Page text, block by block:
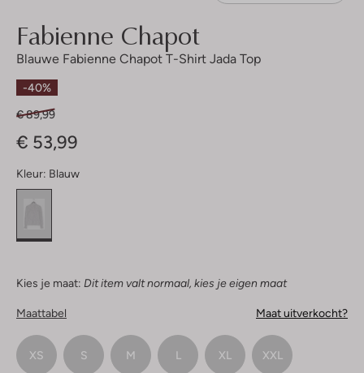
Fabienne Chapot
Blauwe Fabienne Chapot T-Shirt Jada Top
-40%
€ 89,99
€ 53,99
Kleur: Blauw
Kies je maat: Dit item valt normaal, kies je eigen maat
Maattabel Maat uitverkocht?
XS S M L XL XXL